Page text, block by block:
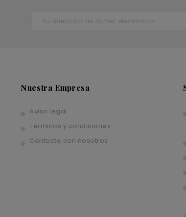
Nuestra Empresa
Aviso legal
Términos y condiciones
Contacte con nosotros